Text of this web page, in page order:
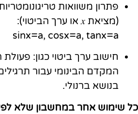
פתרון משוואות
(מציאת 𝑥 או ערך הביטוי):
sinx=a, cosx=a, tanx=a
חישוב ערך ביטוי כגון:
המקדם הבינומי עבור
בנושא ברנולי.
כל שימוש אחר במחשבון שלא